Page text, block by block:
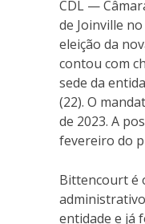
CDL —
de Joinville
eleição da
contou com
sede da
(22). O
de 2023. A
fevereiro do
Bittencourt é
entidade e já